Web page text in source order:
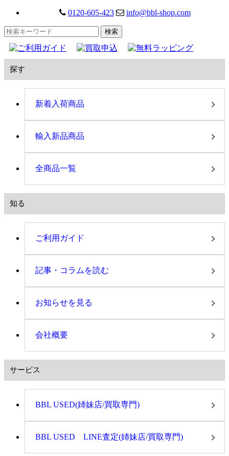
0120-605-423 info@bbl-shop.com
探す
新着入荷商品
輸入新品商品
全商品一覧
知る
ご利用ガイド
記事・コラムを読む
お知らせを見る
会社概要
サービス
BBL USED(姉妹店/買取専門)
BBL USED LINE査定(姉妹店/買取専門)